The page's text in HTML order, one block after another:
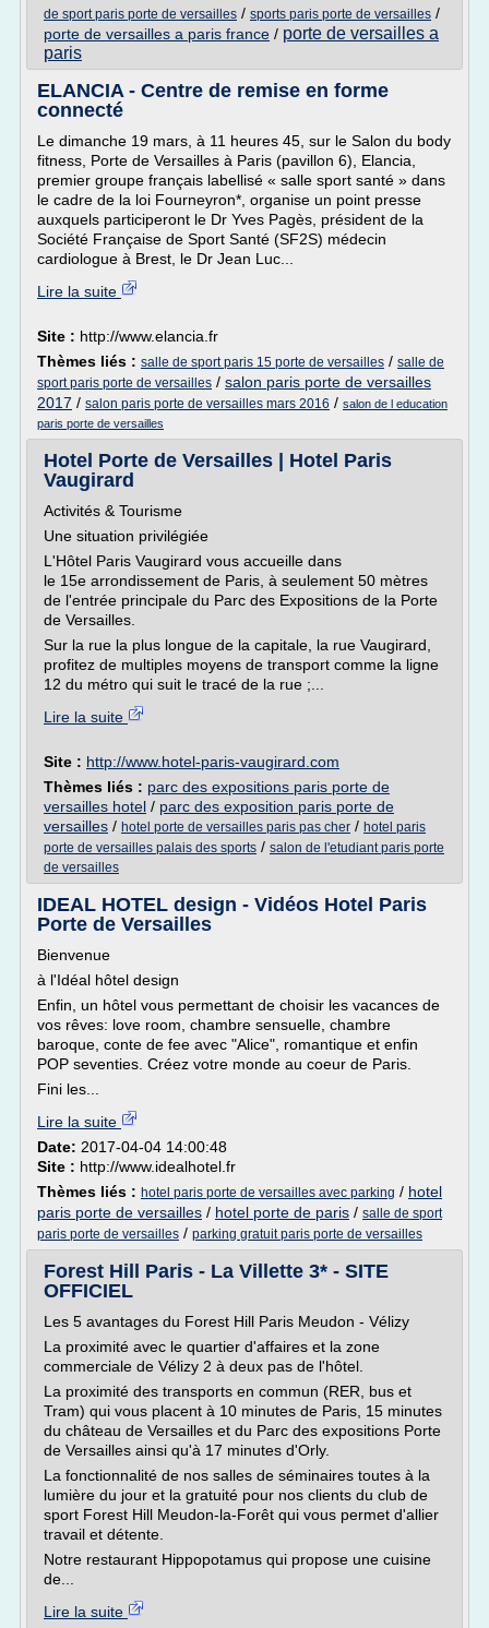
de sport paris porte de versailles / sports paris porte de versailles /
porte de versailles a paris france / porte de versailles a
paris
ELANCIA - Centre de remise en forme
connecté
Le dimanche 19 mars, à 11 heures 45, sur le Salon du body
fitness, Porte de Versailles à Paris (pavillon 6), Elancia,
premier groupe français labellisé « salle sport santé » dans
le cadre de la loi Fourneyron*, organise un point presse
auxquels participeront le Dr Yves Pagès, président de la
Société Française de Sport Santé (SF2S) médecin
cardiologue à Brest, le Dr Jean Luc...
Lire la suite
Site : http://www.elancia.fr
Thèmes liés : salle de sport paris 15 porte de versailles / salle de
sport paris porte de versailles / salon paris porte de versailles
2017 / salon paris porte de versailles mars 2016 / salon de l education
paris porte de versailles
Hotel Porte de Versailles | Hotel Paris
Vaugirard
Activités & Tourisme
Une situation privilégiée
L'Hôtel Paris Vaugirard vous accueille dans
le 15e arrondissement de Paris, à seulement 50 mètres
de l'entrée principale du Parc des Expositions de la Porte
de Versailles.
Sur la rue la plus longue de la capitale, la rue Vaugirard,
profitez de multiples moyens de transport comme la ligne
12 du métro qui suit le tracé de la rue ;...
Lire la suite
Site : http://www.hotel-paris-vaugirard.com
Thèmes liés : parc des expositions paris porte de
versailles hotel / parc des exposition paris porte de
versailles / hotel porte de versailles paris pas cher / hotel paris
porte de versailles palais des sports / salon de l'etudiant paris porte
de versailles
IDEAL HOTEL design - Vidéos Hotel Paris
Porte de Versailles
Bienvenue
à l'Idéal hôtel design
Enfin, un hôtel vous permettant de choisir les vacances de
vos rêves: love room, chambre sensuelle, chambre
baroque, conte de fee avec "Alice", romantique et enfin
POP seventies. Créez votre monde au coeur de Paris.
Fini les...
Lire la suite
Date: 2017-04-04 14:00:48
Site : http://www.idealhotel.fr
Thèmes liés : hotel paris porte de versailles avec parking / hotel
paris porte de versailles / hotel porte de paris / salle de sport
paris porte de versailles / parking gratuit paris porte de versailles
Forest Hill Paris - La Villette 3* - SITE
OFFICIEL
Les 5 avantages du Forest Hill Paris Meudon - Vélizy
La proximité avec le quartier d'affaires et la zone
commerciale de Vélizy 2 à deux pas de l'hôtel.
La proximité des transports en commun (RER, bus et
Tram) qui vous placent à 10 minutes de Paris, 15 minutes
du château de Versailles et du Parc des expositions Porte
de Versailles ainsi qu'à 17 minutes d'Orly.
La fonctionnalité de nos salles de séminaires toutes à la
lumière du jour et la gratuité pour nos clients du club de
sport Forest Hill Meudon-la-Forêt qui vous permet d'allier
travail et détente.
Notre restaurant Hippopotamus qui propose une cuisine
de...
Lire la suite